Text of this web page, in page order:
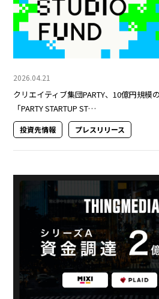
2026.04.21
クリエイティブ集団PARTY、10億円規模
「PARTY STARTUP ST…
投資先情報 プレスリリース